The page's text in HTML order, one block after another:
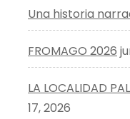
Una historia
FROMAGO 2026
LA LOCALIDAD
17, 2026